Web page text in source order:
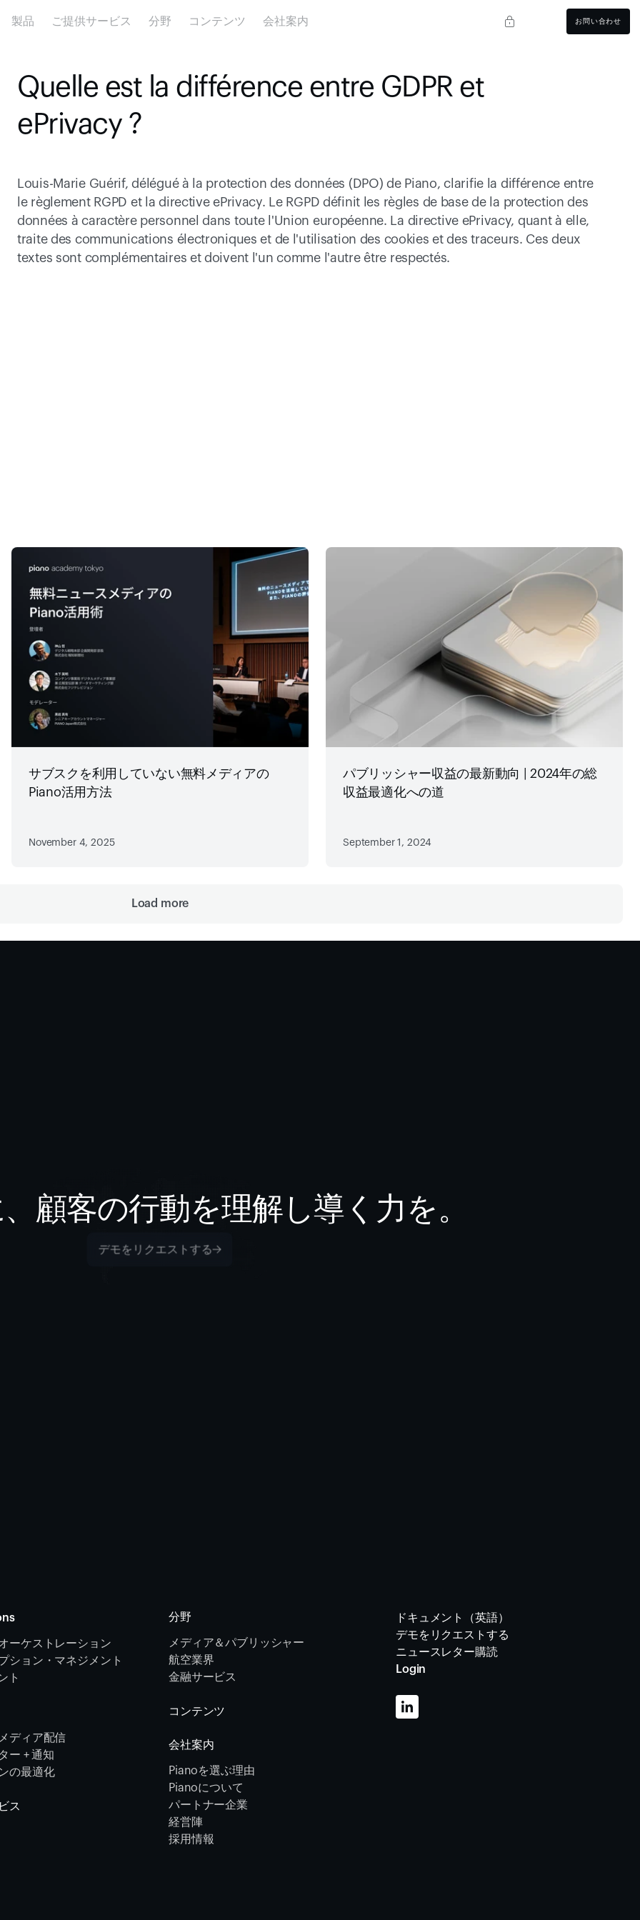
製品 ご提供サービス 分野 コンテンツ 会社案内 お問い合わせ
Quelle est la différence entre GDPR et
ePrivacy ?
Louis-Marie Guérif, délégué à la protection des données (DPO) de Piano, clarifie la différence entre
le règlement RGPD et la directive ePrivacy. Le RGPD définit les règles de base de la protection des
données à caractère personnel dans toute l'Union européenne. La directive ePrivacy, quant à elle,
traite des communications électroniques et de l'utilisation des cookies et des traceurs. Ces deux
textes sont complémentaires et doivent l'un comme l'autre être respectés.
サブスクを利用していない無料メディアの
Piano活用方法
November 4, 2025
パブリッシャー収益の最新動向 | 2024年の総
収益最適化への道
September 1, 2024
Load more
顧客の行動を理解し導く力を。
デモをリクエストする
ーケストレーション
ション・マネジメント
ト
ディア配信
ー + 通知
の最適化
ス
分野
メディア＆パブリッシャー
航空業界
金融サービス
コンテンツ
会社案内
Pianoを選ぶ理由
Pianoについて
パートナー企業
経営陣
採用情報
ドキュメント（英語）
デモをリクエストする
ニュースレター購読
Login